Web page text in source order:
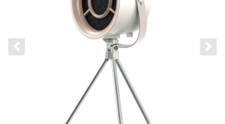
Previous slide